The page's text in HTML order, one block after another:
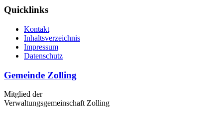
Quicklinks
Kontakt
Inhaltsverzeichnis
Impressum
Datenschutz
Gemeinde Zolling
Mitglied der
Verwaltungsgemeinschaft Zolling